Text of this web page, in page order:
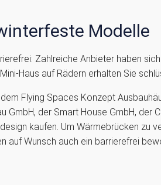
Modelle
Zahlreiche Anbieter haben
Haus auf Rädern erhalten Sie
Flying Spaces Konzept
GmbH, der Smart House GmbH, der
kaufen. Um Wärmebrücken zu
auf Wunsch auch ein barrierefrei